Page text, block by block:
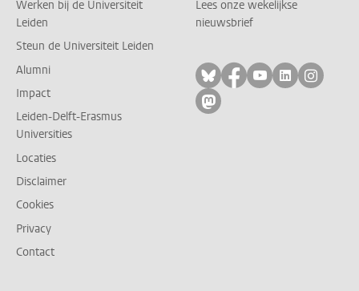
Werken bij de Universiteit
Leiden
Steun de Universiteit Leiden
Alumni
Impact
Leiden-Delft-Erasmus
Universities
Locaties
Disclaimer
Cookies
Privacy
Contact
Lees onze wekelijkse
nieuwsbrief
Volg ons op bluesky
Volg ons op
Volg ons op
Volg ons
Volg
Volg ons op mastodon